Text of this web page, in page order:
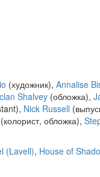
(художник), Annalise
Shalvey (обложка),
Nick Russell
(колорист, обложка),
(Lavell), House of